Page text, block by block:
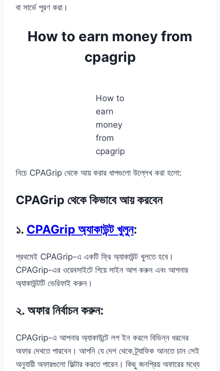
বা সার্ভে পূরণ করা।
How to earn money from
cpagrip
How to
earn
money
from
cpagrip
নিচে CPAGrip থেকে আয় করার ধাপগুলো উল্লেখ করা হলো:
CPAGrip থেকে কিভাবে আয় করবেন
১. CPAGrip অ্যাকাউন্ট খুলুন:
প্রথমেই CPAGrip-এ একটি ফ্রি অ্যাকাউন্ট খুলতে হবে।
CPAGrip-এর ওয়েবসাইটে গিয়ে সাইন আপ করুন এবং আপনার
অ্যাকাউন্টটি ভেরিফাই করুন।
২. অফার নির্বাচন করুন:
CPAGrip-এ আপনার অ্যাকাউন্টে লগ ইন করলে বিভিন্ন ধরনের
অফার দেখতে পারবেন। আপনি যে দেশ থেকে ট্র্যাফিক আনতে চান সেই
অনুযায়ী অফারগুলো ফিল্টার করতে পারেন। কিছু জনপ্রিয় অফারের মধ্যে